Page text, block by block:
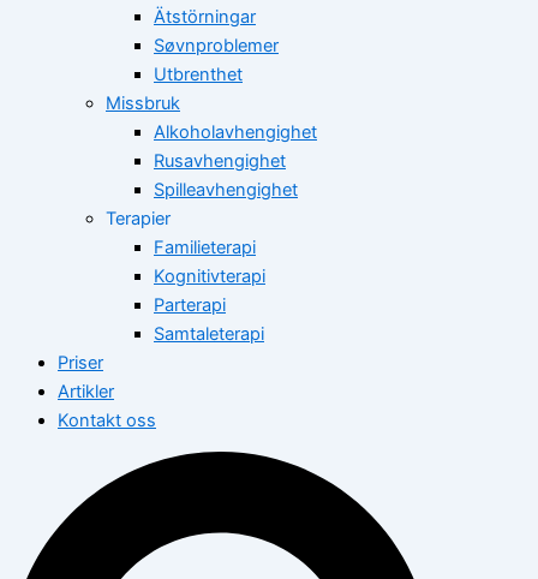
Ätstörningar
Søvnproblemer
Utbrenthet
Missbruk
Alkoholavhengighet
Rusavhengighet
Spilleavhengighet
Terapier
Familieterapi
Kognitivterapi
Parterapi
Samtaleterapi
Priser
Artikler
Kontakt oss